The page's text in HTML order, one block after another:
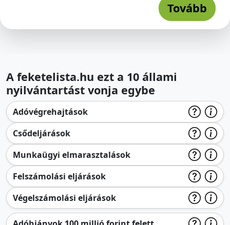
Tovább
A feketelista.hu ezt a 10 állami
nyilvántartást vonja egybe
Adóvégrehajtások
Csődeljárások
Munkaügyi elmarasztalások
Felszámolási eljárások
Végelszámolási eljárások